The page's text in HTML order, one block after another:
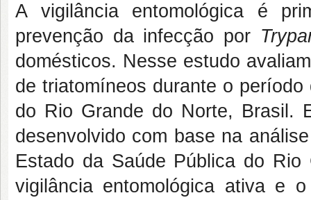
A vigilância entomológica é
prevenção da infecção por
domésticos. Nesse estudo
de triatomíneos durante o
do Rio Grande do Norte, Brasil.
desenvolvido com base na
Estado da Saúde Pública do Rio
vigilância entomológica ativa e